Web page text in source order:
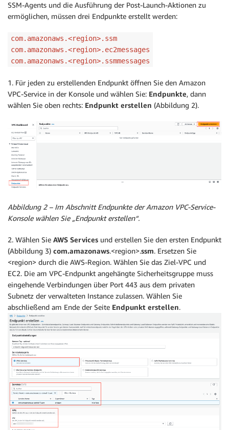
SSM-Agents und die Ausführung der Post-Launch-Aktionen zu
ermöglichen, müssen drei Endpunkte erstellt werden:
com.amazonaws.<region>.ssm
com.amazonaws.<region>.ec2messages
com.amazonaws.<region>.ssmmessages
1. Für jeden zu erstellenden Endpunkt öffnen Sie den Amazon
VPC-Service in der Konsole und wählen Sie: Endpunkte, dann
wählen Sie oben rechts: Endpunkt erstellen (Abbildung 2).
Abbildung 2 – Im Abschnitt Endpunkte der Amazon VPC-Service-
Konsole wählen Sie „Endpunkt erstellen“.
2. Wählen Sie AWS Services und erstellen Sie den ersten Endpunkt
(Abbildung 3) com.amazonaws.<region>.ssm. Ersetzen Sie
<region> durch die AWS-Region. Wählen Sie das Ziel-VPC und
EC2. Die am VPC-Endpunkt angehängte Sicherheitsgruppe muss
eingehende Verbindungen über Port 443 aus dem privaten
Subnetz der verwalteten Instance zulassen. Wählen Sie
abschließend am Ende der Seite Endpunkt erstellen.